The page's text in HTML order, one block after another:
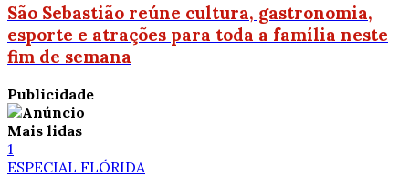
São Sebastião reúne cultura, gastronomia,
esporte e atrações para toda a família neste
fim de semana
Publicidade
Mais lidas
1
ESPECIAL FLÓRIDA